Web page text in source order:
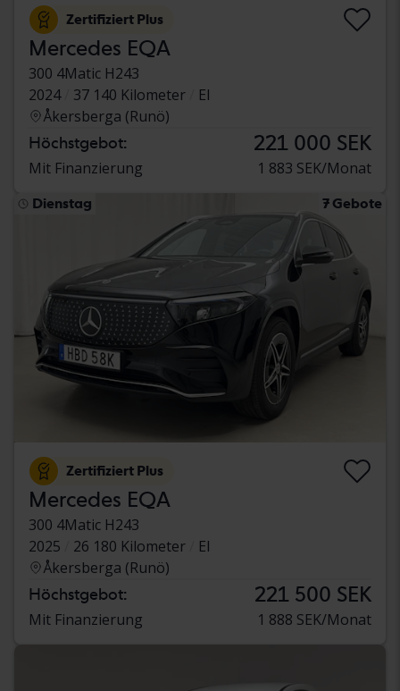
Zertifiziert Plus
Mercedes EQA
300 4Matic H243
2024
37 140 Kilometer
El
Åkersberga (Runö)
Höchstgebot: 221 000 SEK
Mit Finanzierung 1 883 SEK/Monat
Dienstag 7 Gebote
Zertifiziert Plus
Mercedes EQA
300 4Matic H243
2025
26 180 Kilometer
El
Åkersberga (Runö)
Höchstgebot: 221 500 SEK
Mit Finanzierung 1 888 SEK/Monat